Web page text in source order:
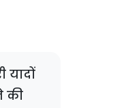
यादों
की